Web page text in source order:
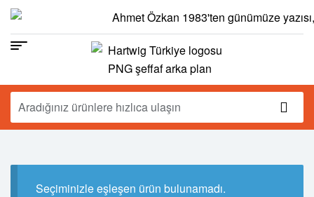
Seçiminizle eşleşen ürün bulunamadı.